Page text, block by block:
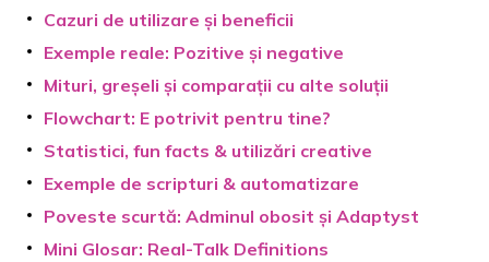
Cazuri de utilizare și beneficii
Exemple reale: Pozitive și negative
Mituri, greșeli și comparații cu alte soluții
Flowchart: E potrivit pentru tine?
Statistici, fun facts & utilizări creative
Exemple de scripturi & automatizare
Poveste scurtă: Adminul obosit și Adaptyst
Mini Glosar: Real-Talk Definitions